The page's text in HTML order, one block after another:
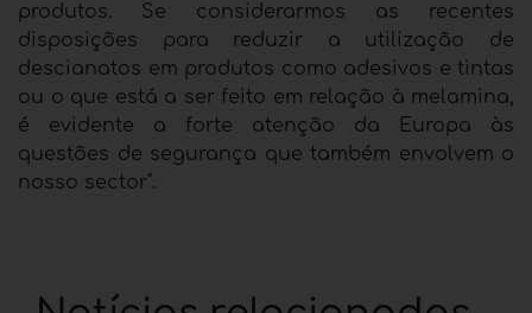
produtos. Se considerarmos as recentes
disposições para reduzir a utilização de
descianatos em produtos como adesivos e tintas
ou o que está a ser feito em relação à melamina,
é evidente a forte atenção da Europa às
questões de segurança que também envolvem o
nosso sector".